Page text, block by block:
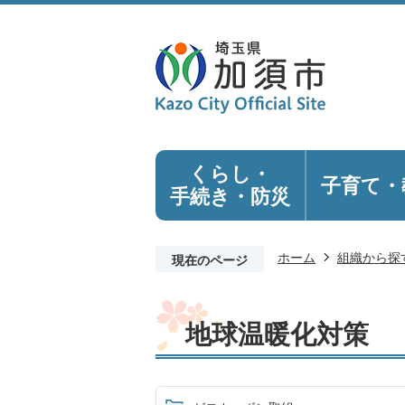
くらし・
手続き ・防災 子育て
現在のページ ホーム 組織から探
地球温暖化対策